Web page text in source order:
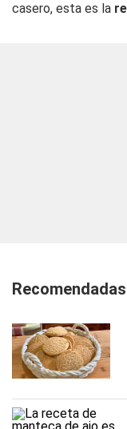
casero, esta es la
Recomendadas